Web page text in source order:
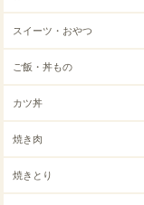
スイーツ・おやつ
ご飯・丼もの
カツ丼
焼き肉
焼きとり